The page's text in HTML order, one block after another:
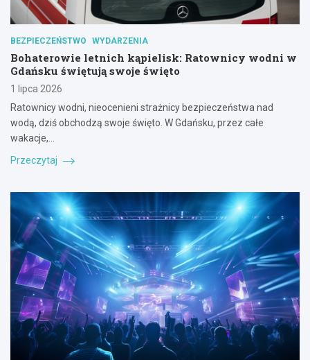
BEZPIECZEŃSTWO WYDARZENIA
Bohaterowie letnich kąpielisk: Ratownicy wodni w
Gdańsku świętują swoje święto
1 lipca 2026
Ratownicy wodni, nieocenieni strażnicy bezpieczeństwa nad
wodą, dziś obchodzą swoje święto. W Gdańsku, przez całe
wakacje,…
Przeczytaj